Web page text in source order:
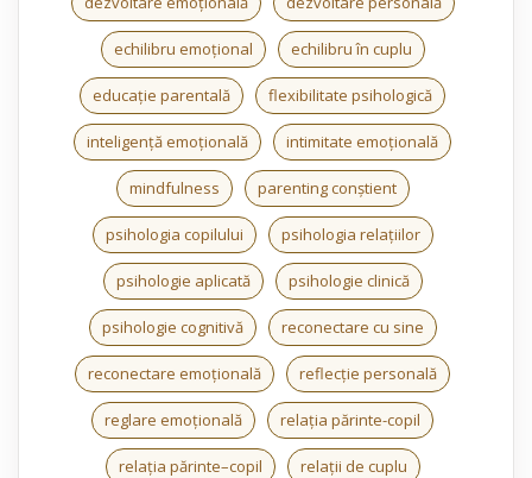
echilibru emoțional echilibru în cuplu
educație parentală flexibilitate psihologică
inteligență emoțională intimitate emoțională
mindfulness parenting conștient
psihologia copilului psihologia relațiilor
psihologie aplicată psihologie clinică
psihologie cognitivă reconectare cu sine
reconectare emoțională reflecție personală
reglare emoțională relația părinte-copil
relația părinte–copil relații de cuplu